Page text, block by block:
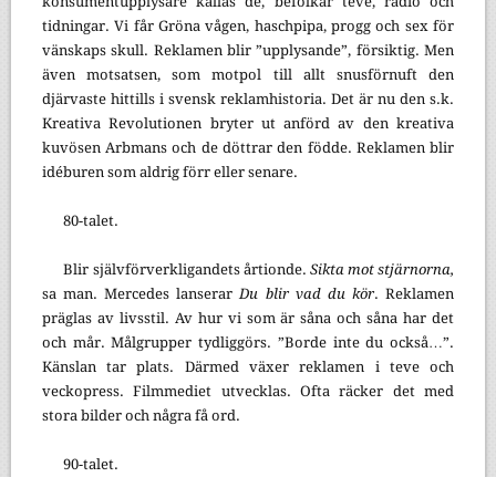
tidningar. Vi får Gröna vågen, haschpipa, progg och sex för
vänskaps skull. Reklamen blir ”upplysande”, försiktig. Men
även motsatsen, som motpol till allt snusförnuft den
djärvaste hittills i svensk reklamhistoria. Det är nu den s.k.
Kreativa Revolutionen bryter ut anförd av den kreativa
kuvösen Arbmans och de döttrar den födde. Reklamen blir
idéburen som aldrig förr eller senare.
80-talet.
Blir självförverkligandets årtionde. Sikta mot stjärnorna,
sa man. Mercedes lanserarDu blir vad du kör. Reklamen
präglas av livsstil. Av hur vi som är såna och såna har det
och mår. Målgrupper tydliggörs. ”Borde inte du också…”.
Känslan tar plats. Därmed växer reklamen i teve och
veckopress. Filmmediet utvecklas. Ofta räcker det med
stora bilder och några få ord.
90-talet.